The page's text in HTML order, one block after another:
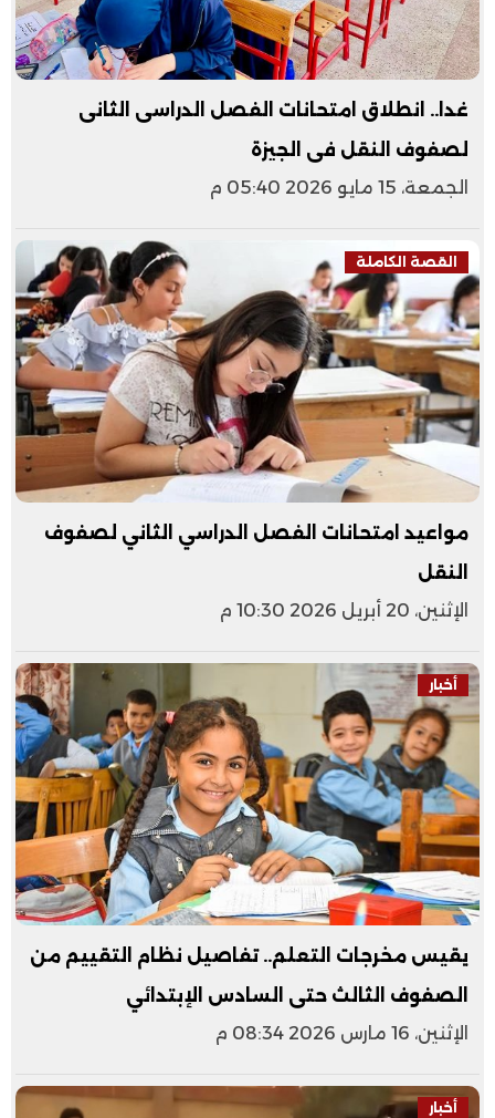
غدا.. انطلاق امتحانات الفصل الدراسى الثانى
لصفوف النقل فى الجيزة
الجمعة، 15 مايو 2026 05:40 م
القصة الكاملة
مواعيد امتحانات الفصل الدراسي الثاني لصفوف
النقل
الإثنين، 20 أبريل 2026 10:30 م
أخبار
يقيس مخرجات التعلم.. تفاصيل نظام التقييم من
الصفوف الثالث حتى السادس الإبتدائي
الإثنين، 16 مارس 2026 08:34 م
أخبار